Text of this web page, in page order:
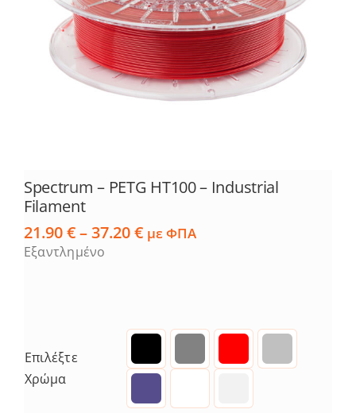
Spectrum – PETG HT100 – Industrial
Filament
21.90€–37.20€Price
range:
με ΦΠΑ
Εξαντλημένο
Επιλέξτε
Χρώμα